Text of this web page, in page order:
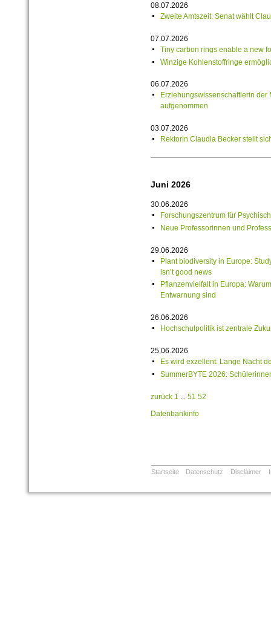
08.07.2026
Zweite Amtszeit: Senat wählt
07.07.2026
Tiny carbon rings enable a new
Winzige Kohlenstoffringe
06.07.2026
Erziehungswissenschaftlerin
aufgenommen
03.07.2026
Rektorin Claudia Becker stellt
Juni 2026
30.06.2026
Forschungszentrum für
Neue Professorinnen und
29.06.2026
Plant biodiversity in Europe:
isn’t good news
Pflanzenvielfalt in Europa:
Entwarnung sind
26.06.2026
Hochschulpolitik ist zentrale
25.06.2026
Es wird exzellent: Lange Nacht
SummerBYTE 2026:
zurück 1 ... 51 52
Datenbankinfo
Startseite Datenschutz Disclaimer